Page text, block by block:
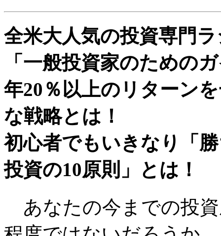
全米大人気の投資専門
「一般投資家のための
年20％以上のリターン
な戦略とは！
初心者でもいきなり「
投資の10原則」とは！
あなたの今までの投